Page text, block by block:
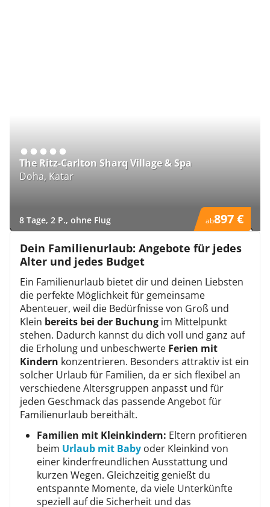
The Ritz-Carlton Sharq Village & Spa
Doha, Katar
ab897 €
8 Tage, 2 P., ohne Flug
)
)
Dein Familienurlaub: Angebote für jedes
Alter und jedes Budget
Ein Familienurlaub bietet dir und deinen Liebsten
die perfekte Möglichkeit für gemeinsame
Abenteuer, weil die Bedürfnisse von Groß und
Klein bereits bei der Buchung im Mittelpunkt
stehen. Dadurch kannst du dich voll und ganz auf
die Erholung und unbeschwerte Ferien mit
Kindern konzentrieren. Besonders attraktiv ist ein
solcher Urlaub für Familien, da er sich flexibel an
verschiedene Altersgruppen anpasst und für
jeden Geschmack das passende Angebot für
Familienurlaub bereithält.
Familien mit Kleinkindern: Eltern profitieren
beim Urlaub mit Baby oder Kleinkind von
einer kinderfreundlichen Ausstattung und
kurzen Wegen. Gleichzeitig genießt du
entspannte Momente, da viele Unterkünfte
speziell auf die Sicherheit und das